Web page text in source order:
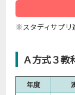
※スタディサプリ
Ａ方式３教
年度